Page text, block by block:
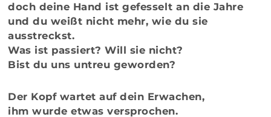
doch deine Hand ist gefesselt an die Jahre
und du weißt nicht mehr, wie du sie
ausstreckst.
Was ist passiert? Will sie nicht?
Bist du uns untreu geworden?
Der Kopf wartet auf dein Erwachen,
ihm wurde etwas versprochen.